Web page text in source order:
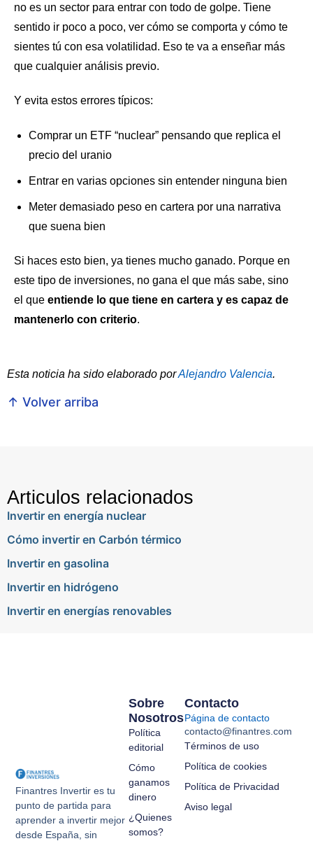
no es un sector para entrar con todo de golpe. Tiene
sentido ir poco a poco, ver cómo se comporta y cómo te
sientes tú con esa volatilidad. Eso te va a enseñar más
que cualquier análisis previo.
Y evita estos errores típicos:
Comprar un ETF “nuclear” pensando que replica el
precio del uranio
Entrar en varias opciones sin entender ninguna bien
Meter demasiado peso en cartera por una narrativa
que suena bien
Si haces esto bien, ya tienes mucho ganado. Porque en
este tipo de inversiones, no gana el que más sabe, sino
el que entiende lo que tiene en cartera y es capaz de
mantenerlo con criterio.
Esta noticia ha sido elaborado porAlejandro Valencia.
↑ Volver arriba
Articulos relacionados
Invertir en energía nuclear
Cómo invertir en Carbón térmico
Invertir en gasolina
Invertir en hidrógeno
Invertir en energías renovables
Finantres Invertir es tu
punto de partida para
aprender a invertir mejor
desde España, sin
Sobre
Nosotros
Política
editorial
Cómo
ganamos
dinero
¿Quienes
somos?
Contacto
Página de contacto
contacto@finantres.com
Términos de uso
Política de cookies
Política de Privacidad
Aviso legal